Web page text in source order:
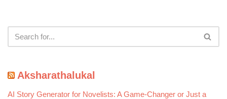
Aksharathalukal
AI Story Generator for Novelists: A Game-Changer or Just a